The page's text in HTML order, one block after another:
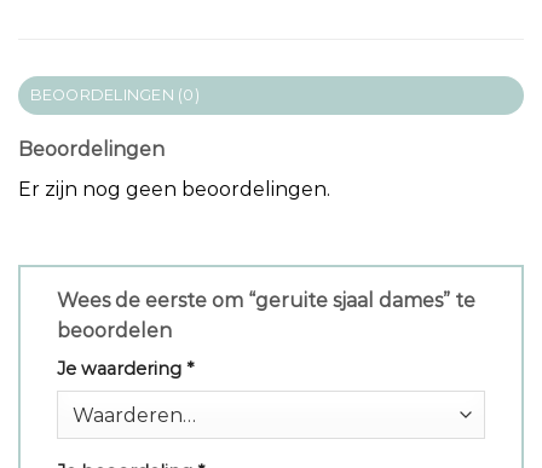
BEOORDELINGEN (0)
Beoordelingen
Er zijn nog geen beoordelingen.
Wees de eerste om “geruite sjaal dames” te
beoordelen
Je waardering *